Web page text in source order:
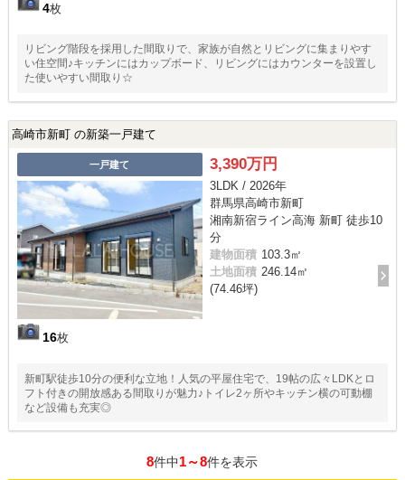
4枚
リビング階段を採用した間取りで、家族が自然とリビングに集まりやす
い住空間♪キッチンにはカップボード、リビングにはカウンターを設置し
た使いやすい間取り☆
高崎市新町 の新築一戸建て
一戸建て
16枚
3,390万円
3LDK / 2026年
群馬県高崎市新町
湘南新宿ライン高海 新町 徒歩10
分
建物面積 103.3㎡
土地面積 246.14㎡
(74.46坪)
新町駅徒歩10分の便利な立地！人気の平屋住宅で、19帖の広々LDKとロ
フト付きの開放感ある間取りが魅力♪トイレ2ヶ所やキッチン横の可動棚
など設備も充実◎
8件中1～8件を表示